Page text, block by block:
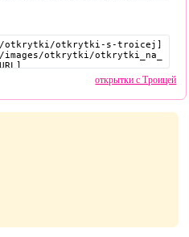
открытки с Троицей